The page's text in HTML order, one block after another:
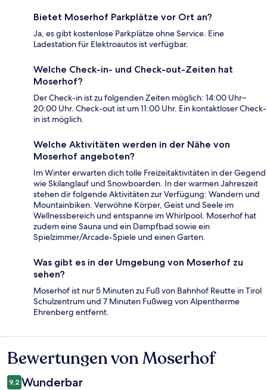
Bietet Moserhof Parkplätze vor Ort an?
Ja, es gibt kostenlose Parkplätze ohne Service. Eine
Ladestation für Elektroautos ist verfügbar.
Welche Check-in- und Check-out-Zeiten hat
Moserhof?
Der Check-in ist zu folgenden Zeiten möglich: 14:00 Uhr–
20:00 Uhr. Check-out ist um 11:00 Uhr. Ein kontaktloser Check-
in ist möglich.
Welche Aktivitäten werden in der Nähe von
Moserhof angeboten?
Im Winter erwarten dich tolle Freizeitaktivitäten in der Gegend
wie Skilanglauf und Snowboarden. In der warmen Jahreszeit
stehen dir folgende Aktivitäten zur Verfügung: Wandern und
Mountainbiken. Verwöhne Körper, Geist und Seele im
Wellnessbereich und entspanne im Whirlpool. Moserhof hat
zudem eine Sauna und ein Dampfbad sowie ein
Spielzimmer/Arcade-Spiele und einen Garten.
Was gibt es in der Umgebung von Moserhof zu
sehen?
Moserhof ist nur 5 Minuten zu Fuß von Bahnhof Reutte in Tirol
Schulzentrum und 7 Minuten Fußweg von Alpentherme
Ehrenberg entfernt.
Bewertungen
Bewertungen von Moserhof
9,2 Wunderbar